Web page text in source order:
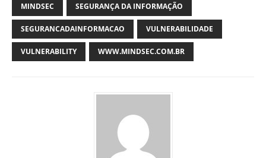
MINDSEC SEGURANÇA DA INFORMAÇÃO
SEGURANCADAINFORMACAO VULNERABILIDADE
VULNERABILITY WWW.MINDSEC.COM.BR